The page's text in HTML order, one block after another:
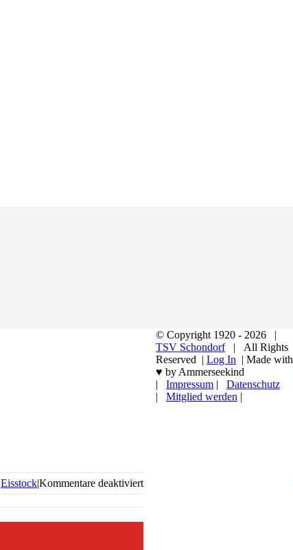
Eisstock|Kommentare deaktiviertfür
Bundesliga
wir
kommen!
© Copyright 1920 - 2026 |
TSV Schondorf| All Rights
Reserved | Log In | Made with
♥ by Ammerseekind
| Impressum | Datenschutz
| Mitglied werden |